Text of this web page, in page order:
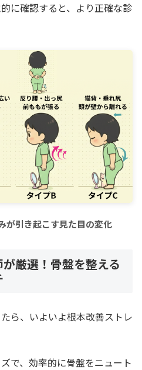
に確認すると、より正確な診
が引き起こす見た目の変化
が厳選！骨盤を整える
ら、いよいよ根本改善ストレ
で、効率的に骨盤をニュート